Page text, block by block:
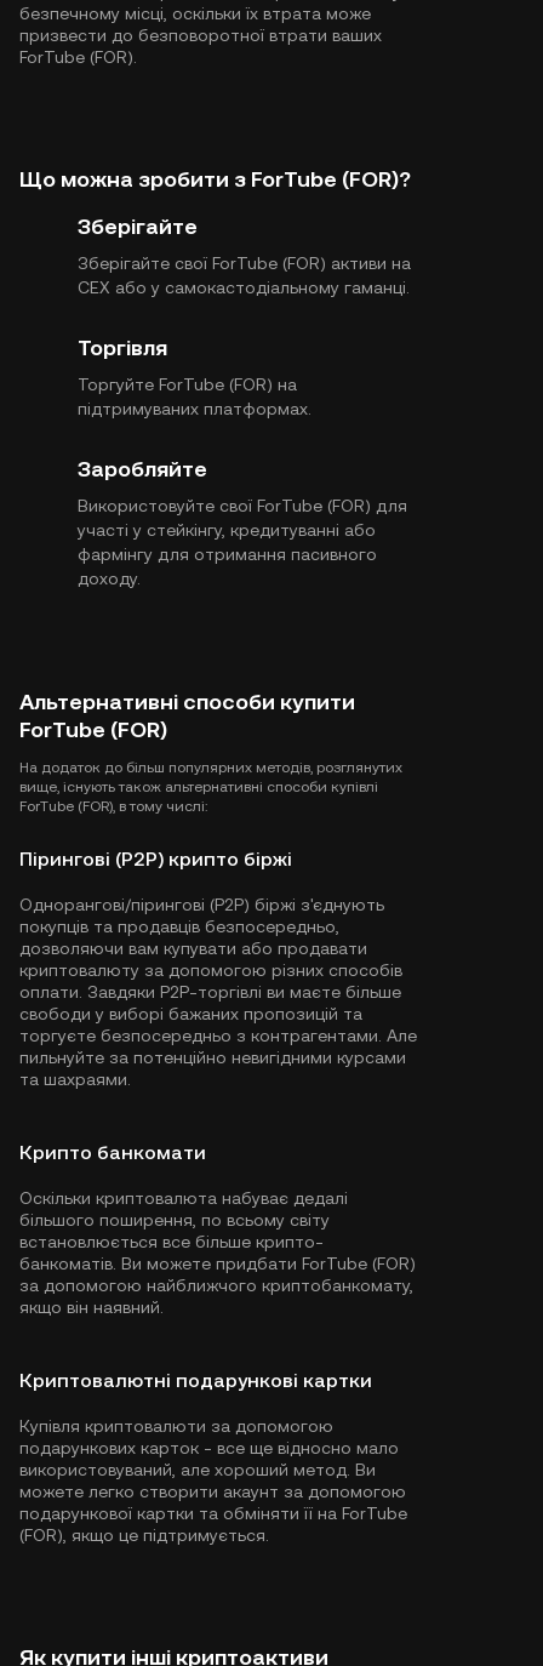
безпечному місці, оскільки їх втрата може
призвести до безповоротної втрати ваших
ForTube (FOR).
Що можна зробити з ForTube (FOR)?
Зберігайте
Зберігайте свої ForTube (FOR) активи на
CEX або у самокастодіальному гаманці.
Торгівля
Торгуйте ForTube (FOR) на
підтримуваних платформах.
Заробляйте
Використовуйте свої ForTube (FOR) для
участі у стейкінгу, кредитуванні або
фармінгу для отримання пасивного
доходу.
Альтернативні способи купити
ForTube (FOR)
На додаток до більш популярних методів, розглянутих
вище, існують також альтернативні способи купівлі
ForTube (FOR), в тому числі:
Пірингові (P2P) крипто біржі
Однорангові/пірингові (P2P) біржі з'єднують
покупців та продавців безпосередньо,
дозволяючи вам купувати або продавати
криптовалюту за допомогою різних способів
оплати. Завдяки P2P-торгівлі ви маєте більше
свободи у виборі бажаних пропозицій та
торгуєте безпосередньо з контрагентами. Але
пильнуйте за потенційно невигідними курсами
та шахраями.
Крипто банкомати
Оскільки криптовалюта набуває дедалі
більшого поширення, по всьому світу
встановлюється все більше крипто-
банкоматів. Ви можете придбати ForTube (FOR)
за допомогою найближчого криптобанкомату,
якщо він наявний.
Криптовалютні подарункові картки
Купівля криптовалюти за допомогою
подарункових карток - все ще відносно мало
використовуваний, але хороший метод. Ви
можете легко створити акаунт за допомогою
подарункової картки та обміняти її на ForTube
(FOR), якщо це підтримується.
Як купити інші криптоактиви